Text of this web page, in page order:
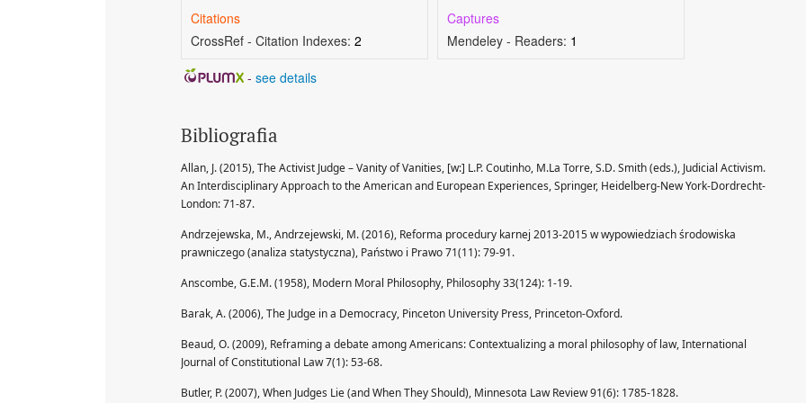
Citations
CrossRef - Citation Indexes: 2
Captures
Mendeley - Readers: 1
- see details
Bibliografia
Allan, J. (2015), The Activist Judge – Vanity of Vanities, [w:] L.P. Coutinho, M.La Torre, S.D. Smith (eds.), Judicial Activism.
An Interdisciplinary Approach to the American and European Experiences, Springer, Heidelberg-New York-Dordrecht-
London: 71-87.
Andrzejewska, M., Andrzejewski, M. (2016), Reforma procedury karnej 2013-2015 w wypowiedziach środowiska
prawniczego (analiza statystyczna), Państwo i Prawo 71(11): 79-91.
Anscombe, G.E.M. (1958), Modern Moral Philosophy, Philosophy 33(124): 1-19.
Barak, A. (2006), The Judge in a Democracy, Pinceton University Press, Princeton-Oxford.
Beaud, O. (2009), Reframing a debate among Americans: Contextualizing a moral philosophy of law, International
Journal of Constitutional Law 7(1): 53-68.
Butler, P. (2007), When Judges Lie (and When They Should), Minnesota Law Review 91(6): 1785-1828.